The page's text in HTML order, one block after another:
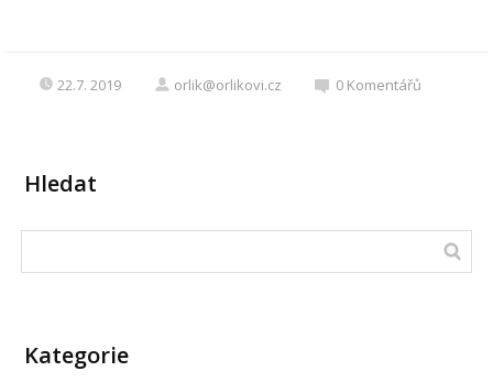
22.7. 2019 orlik@orlikovi.cz 0 Komentářů
Hledat
Kategorie